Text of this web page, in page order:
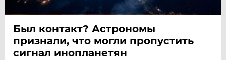
Был контакт? Астрономы
признали, что могли пропустить
сигнал инопланетян